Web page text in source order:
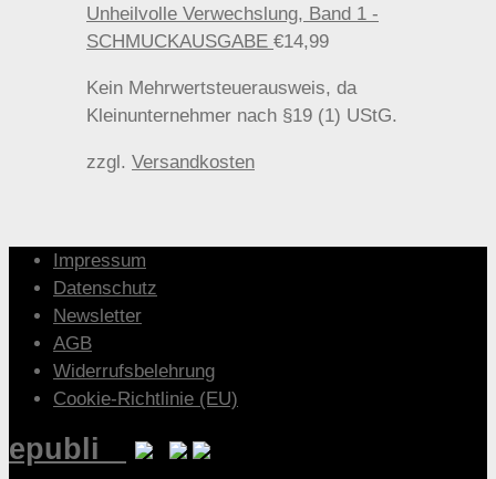
Unheilvolle Verwechslung, Band 1 -
SCHMUCKAUSGABE €14,99
Kein Mehrwertsteuerausweis, da
Kleinunternehmer nach §19 (1) UStG.
zzgl. Versandkosten
Impressum
Datenschutz
Newsletter
AGB
Widerrufsbelehrung
Cookie-Richtlinie (EU)
epubli